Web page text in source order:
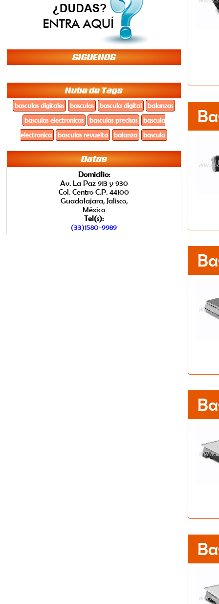
SIGUENOS
Nube de Tags
basculas digitales basculas bascula digital
balanzas
basculas electronicas
basculas precisas
bascula
electronica
basculas revuelta balanza bascula
Datos
Domicilio:
Av. La Paz 913 y 930
Col. Centro C.P. 44100
Guadalajara, Jalisco,
México
Tel(s):
(33)1580-9989